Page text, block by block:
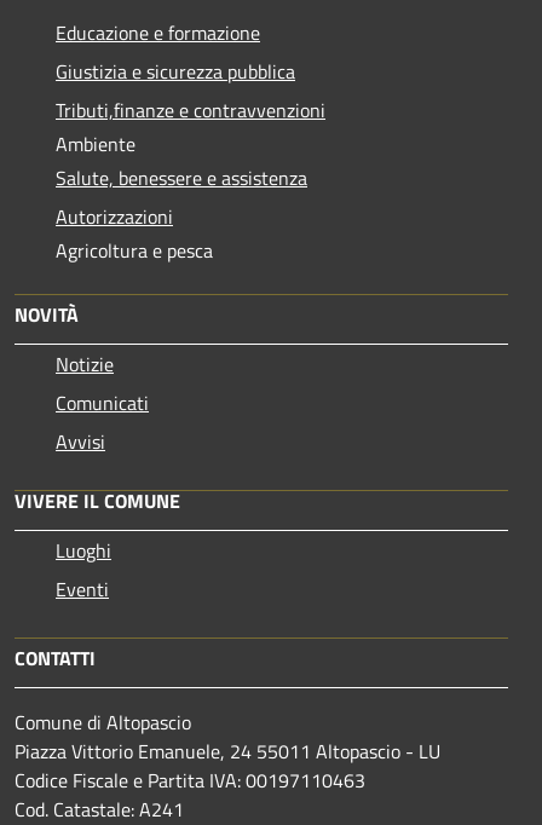
Educazione e formazione
Giustizia e sicurezza pubblica
Tributi,finanze e contravvenzioni
Ambiente
Salute, benessere e assistenza
Autorizzazioni
Agricoltura e pesca
NOVITÀ
Notizie
Comunicati
Avvisi
VIVERE IL COMUNE
Luoghi
Eventi
CONTATTI
Comune di Altopascio
Piazza Vittorio Emanuele, 24 55011 Altopascio - LU
Codice Fiscale e Partita IVA: 00197110463
Cod. Catastale: A241